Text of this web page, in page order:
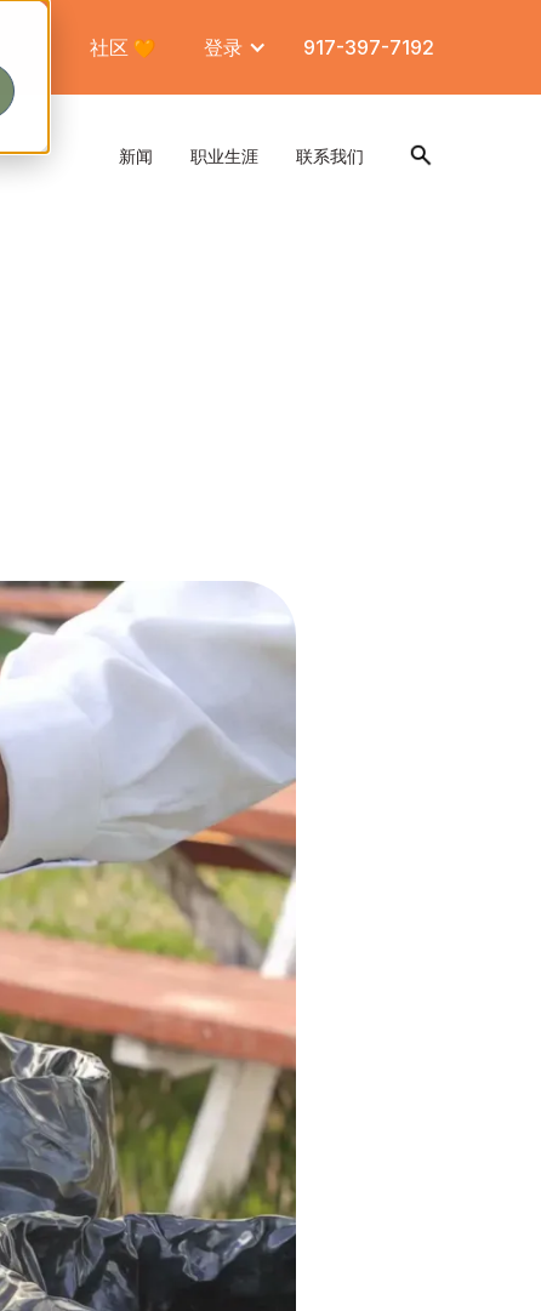
社区 登录 917-397-7192
新闻 职业生涯 联系我们